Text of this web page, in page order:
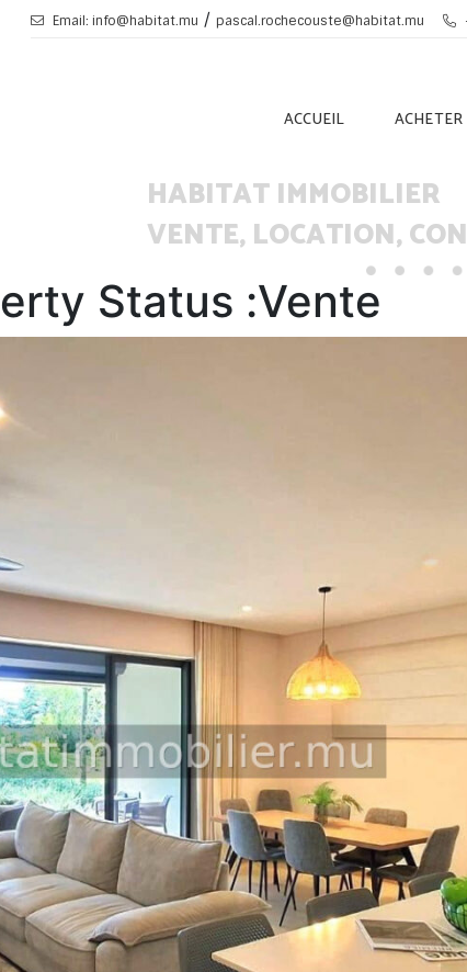
Email: info@habitat.mu / pascal.rochecouste@habitat.mu
ACCUEIL ACHETER
HABITAT IMMOBILIER
VENTE, LOCATION,
Status :Vente